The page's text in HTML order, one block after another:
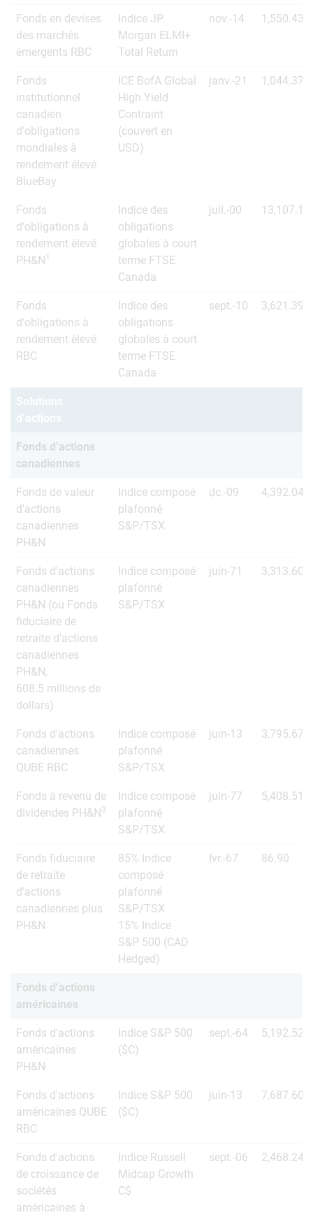
Fonds en devises
des marchés
émergents RBC
Indice JP
Morgan ELMI+
Total Return
nov.-14 1,550.43
Fonds
institutionnel
canadien
d'obligations
mondiales à
rendement élevé
BlueBay
ICE BofA Global
High Yield
Contraint
(couvert en
USD)
janv.-21 1,044.37
Fonds
d'obligations à
rendement élevé
PH&N1
Indice des
obligations
globales à court
terme FTSE
Canada
juil.-00 13,107.13
Fonds
d'obligations à
rendement élevé
RBC
Indice des
obligations
globales à court
terme FTSE
Canada
sept.-10 3,621.39
Solutions
d’actions
Fonds d’actions
canadiennes
Fonds de valeur
d'actions
canadiennes
PH&N
Indice composé
plafonné
S&P/TSX
d̩c.-09 4,392.04
Fonds d'actions
canadiennes
PH&N (ou Fonds
fiduciaire de
retraite d’actions
canadiennes
PH&N,
608.5 millions de
dollars)
Indice composé
plafonné
S&P/TSX
juin-71 3,313.60
Fonds d'actions
canadiennes
QUBE RBC
Indice composé
plafonné
S&P/TSX
juin-13 3,795.67
Fonds à revenu de
dividendes PH&N3
Indice composé
plafonné
S&P/TSX
juin-77 5,408.51
Fonds fiduciaire
de retraite
d'actions
canadiennes plus
PH&N
85% Indice
composé
plafonné
S&P/TSX
15% Indice
S&P 500 (CAD
Hedged)
f̩vr.-67 86.90
Fonds d’actions
américaines
Fonds d'actions
américaines
PH&N
Indice S&P 500
($C)
sept.-64 5,192.52
Fonds d'actions
américaines QUBE
RBC
Indice S&P 500
($C)
juin-13 7,687.60
Fonds d'actions
de croissance de
sociétés
américaines à
Indice Russell
Midcap Growth
C$
sept.-06 2,468.24